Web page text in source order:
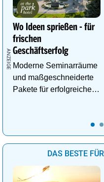
Wo Ideen sprießen - für
frischen
Geschäftserfolg
Moderne Seminarräume
und maßgeschneiderte
Pakete für erfolgreiche
DAS BESTE